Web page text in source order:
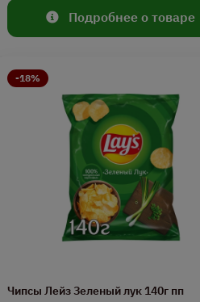
Подробнее о товаре
-18%
Чипсы Лейз Зеленый лук 140г пп